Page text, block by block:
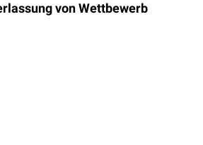
von Wettbewerb